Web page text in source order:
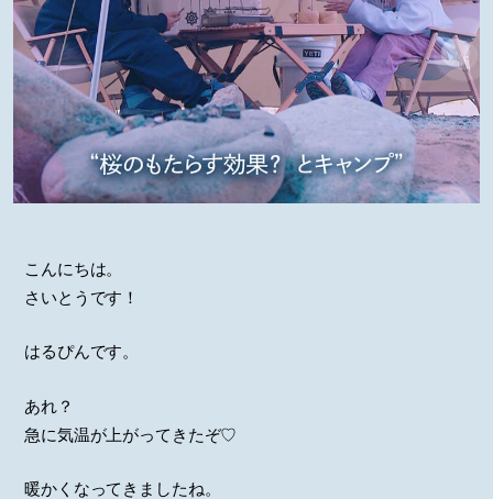
こんにちは。
さいとうです！
はるぴんです。
あれ？
急に気温が上がってきたぞ♡
暖かくなってきましたね。